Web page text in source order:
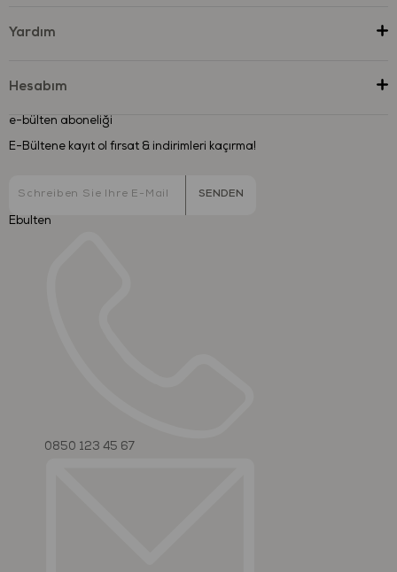
Yardım
Hesabım
e-bülten aboneliği
E-Bültene kayıt ol fırsat & indirimleri kaçırma!
SENDEN
Ebulten
0850 123 45 67